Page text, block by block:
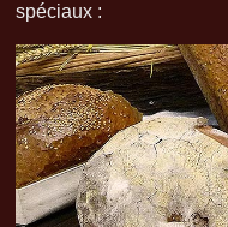
spéciaux :